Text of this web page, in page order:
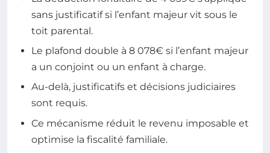
sans justificatif si l’enfant majeur vit sous le
toit parental.
Le plafond double à 8 078€ si l’enfant majeur
a un conjoint ou un enfant à charge.
Au-delà, justificatifs et décisions judiciaires
sont requis.
Ce mécanisme réduit le revenu imposable et
optimise la fiscalité familiale.